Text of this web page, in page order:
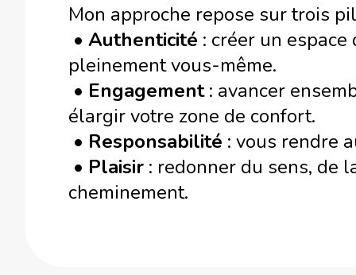
Mon approche repose sur trois
• Authenticité : créer un
pleinement vous-même.
• Engagement: avancer
élargir votre zone de confort.
• Responsabilité : vous rendre
• Plaisir : redonner du sens, de
cheminement.